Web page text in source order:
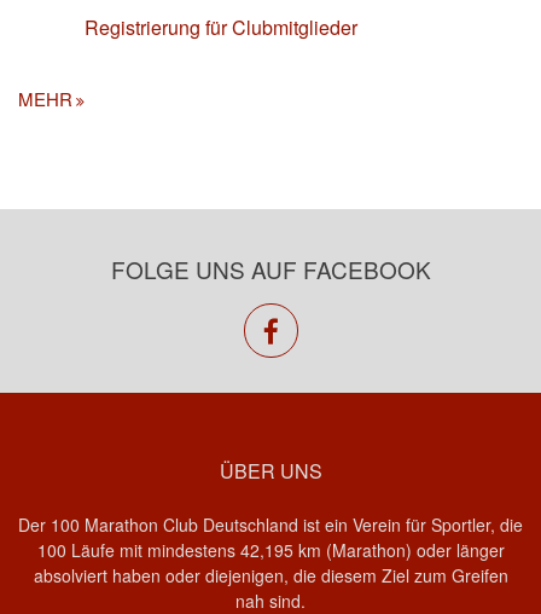
Registrierung für Clubmitglieder
MEHR
FOLGE UNS AUF FACEBOOK
facebook
ÜBER UNS
Der 100 Marathon Club Deutschland ist ein Verein für Sportler, die
100 Läufe mit mindestens 42,195 km (Marathon) oder länger
absolviert haben oder diejenigen, die diesem Ziel zum Greifen
nah sind.